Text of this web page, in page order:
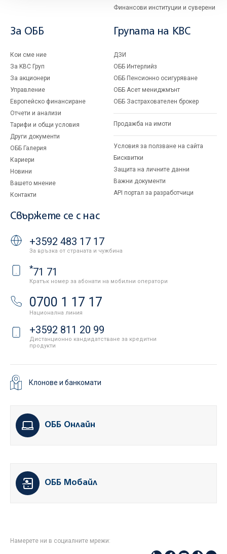
Финансови институции и суверени
За ОББ
Кои сме ние
За KBC Груп
За акционери
Управление
Европейско финансиране
Отчети и анализи
Тарифи и общи условия
Други документи
ОББ Галерия
Кариери
Новини
Вашето мнение
Контакти
Групата на KBC
ДЗИ
ОББ Интерлийз
ОББ Пенсионно осигуряване
ОББ Асет мениджмънт
ОББ Застрахователен брокер
Продажба на имоти
Условия за ползване на сайта
Бисквитки
Защита на личните данни
Важни документи
API портал за разработчици
Свържете се с нас
+3592 483 17 17
За връзка от страната и чужбина
*71 71
Кратък номер за абонати на мобилни оператори
0700 1 17 17
Национална линия
+3592 811 20 99
Дистанционно кандидатстване за кредитни
продукти
Клонове и банкомати
ОББ Онлайн
ОББ Мобайл
Намерете ни в социалните мрежи: